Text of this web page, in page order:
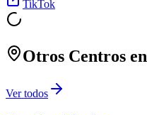
TikTok
Otros Centros en
Ver todos